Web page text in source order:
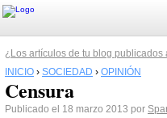
¿Los artículos de tu blog publicados
INICIO › SOCIEDAD › OPINIÓN
Censura
Publicado el 18 marzo 2013 por